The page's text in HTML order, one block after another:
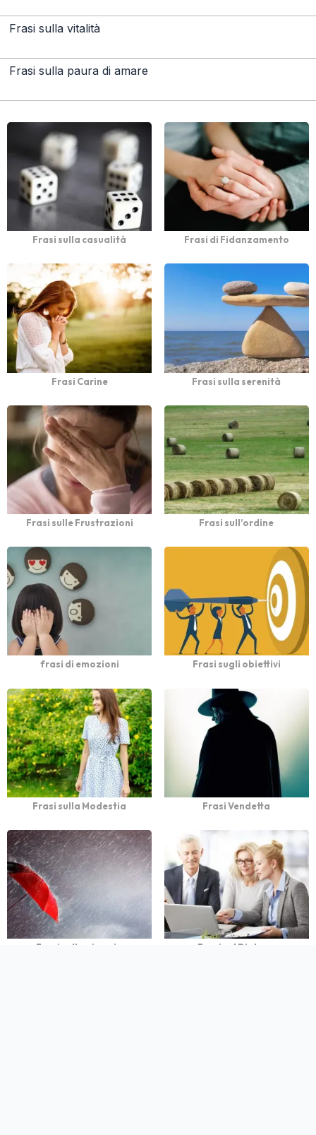
Frasi sulla vitalità
Frasi sulla paura di amare
Frasi sulla casualità Frasi di Fidanzamento
Frasi Carine Frasi sulla serenità
Frasi sulle Frustrazioni Frasi sull’ordine
frasi di emozioni Frasi sugli obiettivi
Frasi sulla Modestia Frasi Vendetta
Frasi sulla pioggia Frasi sul Dialogo